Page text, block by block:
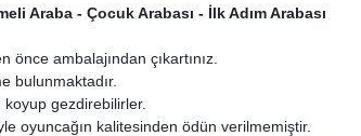
Araba - Çocuk Arabası - İlk Adım Arabası
önce ambalajından çıkartınız.
bulunmaktadır.
koyup gezdirebilirler.
oyuncağın kalitesinden ödün verilmemiştir.